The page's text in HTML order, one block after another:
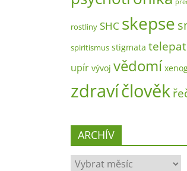
rostliny SHC skepse
spiritismus stigmata
upír vývoj vědomí
zdravíčlověk
ARCHÍV
ARCHÍV